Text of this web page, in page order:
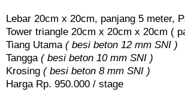
Lebar 20cm x 20cm, panjang 5 meter,
Tower triangle 20cm x 20cm x 20cm (
Tiang Utama ( besi beton 12 mm SNI )
Tangga ( besi beton 10 mm SNI )
Krosing ( besi beton 8 mm SNI )
Harga Rp. 950.000 / stage